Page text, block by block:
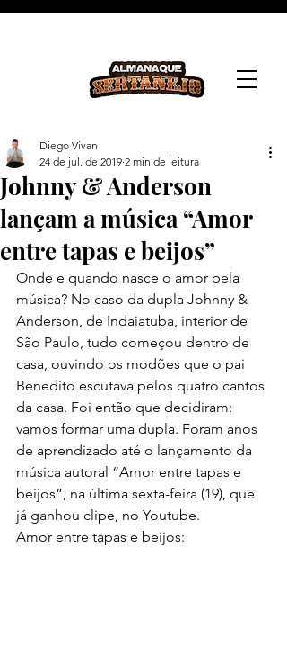
Johnny & Anderson
lançam a música “Amor
entre tapas e beijos”
Diego Vivan
24 de jul. de 2019 2 min de leitura
Onde e quando nasce o amor pela
música? No caso da dupla Johnny &
Anderson, de Indaiatuba, interior de
São Paulo, tudo começou dentro de
casa, ouvindo os modões que o pai
Benedito escutava pelos quatro cantos
da casa. Foi então que decidiram:
vamos formar uma dupla. Foram anos
de aprendizado até o lançamento da
música autoral “Amor entre tapas e
beijos”, na última sexta-feira (19), que
já ganhou clipe, no Youtube.
Amor entre tapas e beijos: